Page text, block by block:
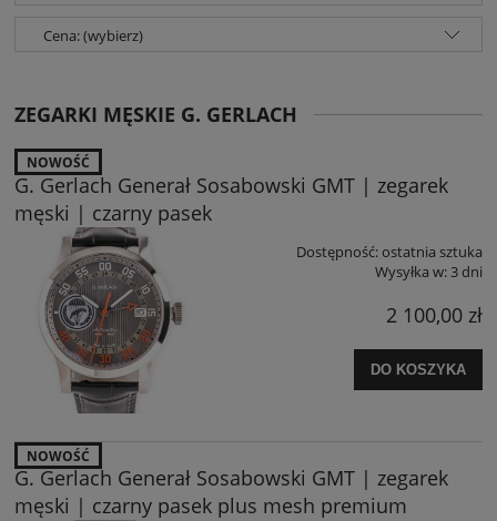
Cena: (wybierz)
ZEGARKI MĘSKIE G. GERLACH
G. Gerlach Generał Sosabowski GMT | zegarek
męski | czarny pasek
Dostępność:ostatnia sztuka
Wysyłka w:3 dni
2 100,00 zł
DO KOSZYKA
NOWOŚĆ
G. Gerlach Generał Sosabowski GMT | zegarek
męski | czarny pasek plus mesh premium
NOWOŚĆ